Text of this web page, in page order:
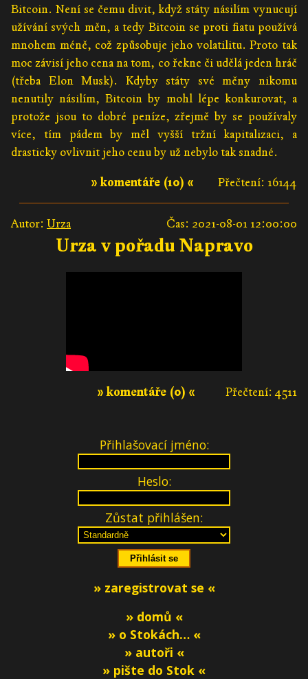
Bitcoin. Není se čemu divit, když státy násilím vynucují
užívání svých měn, a tedy Bitcoin se proti fiatu používá
mnohem méně, což způsobuje jeho volatilitu. Proto tak
moc závisí jeho cena na tom, co řekne či udělá jeden hráč
(třeba Elon Musk). Kdyby státy své měny nikomu
nenutily násilím, Bitcoin by mohl lépe konkurovat, a
protože jsou to dobré peníze, zřejmě by se používaly
více, tím pádem by měl vyšší tržní kapitalizaci, a
drasticky ovlivnit jeho cenu by už nebylo tak snadné.
Přečtení: 16144
» komentáře (10) «
Autor: Urza Čas: 2021-08-01 12:00:00
Urza v pořadu Napravo
Přečtení: 4511
» komentáře (0) «
Přihlašovací jméno:
Heslo:
Zůstat přihlášen:
» zaregistrovat se «
» domů «
» o Stokách… «
» autoři «
» pište do Stok «